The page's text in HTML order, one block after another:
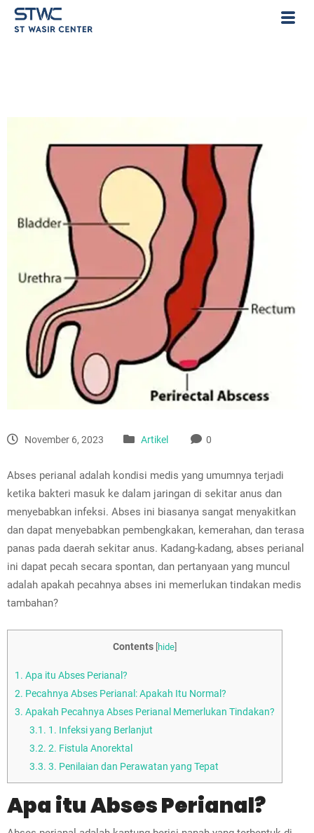
November 6, 2023 Artikel 0
Abses perianal adalah kondisi medis yang umumnya terjadi
ketika bakteri masuk ke dalam jaringan di sekitar anus dan
menyebabkan infeksi. Abses ini biasanya sangat menyakitkan
dan dapat menyebabkan pembengkakan, kemerahan, dan terasa
panas pada daerah sekitar anus. Kadang-kadang, abses perianal
ini dapat pecah secara spontan, dan pertanyaan yang muncul
adalah apakah pecahnya abses ini memerlukan tindakan medis
tambahan?
Contents hide
1. Apa itu Abses Perianal?
2. Pecahnya Abses Perianal: Apakah Itu Normal?
3. Apakah Pecahnya Abses Perianal Memerlukan Tindakan?
3.1. 1. Infeksi yang Berlanjut
3.2. 2. Fistula Anorektal
3.3. 3. Penilaian dan Perawatan yang Tepat
Apa itu Abses Perianal?